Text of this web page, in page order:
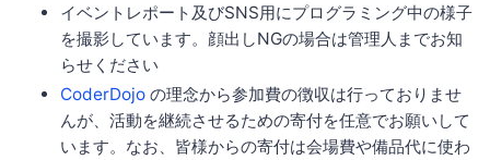
イベントレポート及びSNS用にプログラミング中の様子
を撮影しています。顔出しNGの場合は管理人までお知
らせください
CoderDojo の理念から参加費の徴収は行っておりませ
んが、活動を継続させるための寄付を任意でお願いして
います。なお、皆様からの寄付は会場費や備品代に使わ